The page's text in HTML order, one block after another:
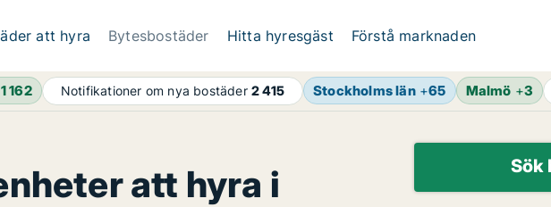
att hyra Bytesbostäder Hitta hyresgäst Förstå marknaden
1 162 Notifikationer om nya bostäder2 415 Stockholms län+65 Malmö +3
att hyra i
Sök